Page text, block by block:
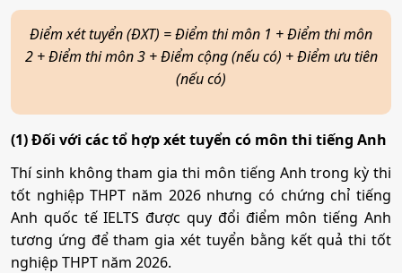
Tổ hợp:A00; A01; B00; D01; D07; C01; C03; C04; C14;
X03; X23
Mã ngành:7340301
Tổ hợp:A00; A01; B00; D01; D07; C01; C03; C04; C14;
X03; X23
Công nghệ kỹ thuật cơ khí
Điểm xét tuyển (ĐXT) = Điểm thi môn 1 + Điểm thi môn
2 + Điểm thi môn 3 + Điểm cộng (nếu có) + Điểm ưu tiên
(nếu có)
(1) Đối với các tổ hợp xét tuyển có môn thi tiếng Anh
Thí sinh không tham gia thi môn tiếng Anh trong kỳ thi
tốt nghiệp THPT năm 2026 nhưng có chứng chỉ tiếng
Anh quốc tế IELTS được quy đổi điểm môn tiếng Anh
tương ứng để tham gia xét tuyển bằng kết quả thi tốt
nghiệp THPT năm 2026.